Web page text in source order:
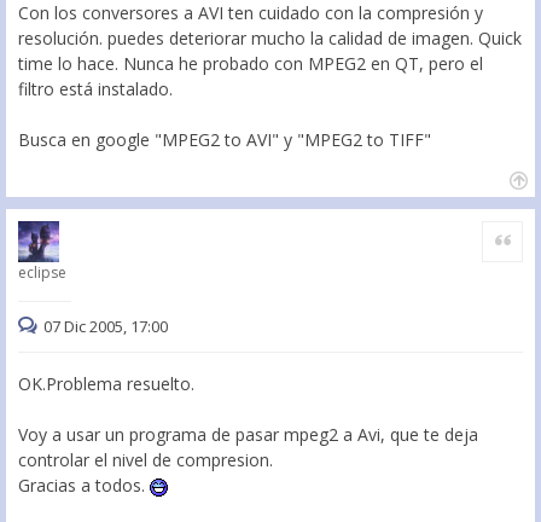
Con los conversores a AVI ten cuidado con la compresión y
resolución. puedes deteriorar mucho la calidad de imagen. Quick
time lo hace. Nunca he probado con MPEG2 en QT, pero el
filtro está instalado.
Busca en google "MPEG2 to AVI" y "MPEG2 to TIFF"
eclipse
Citar
07 Dic 2005, 17:00
OK.Problema resuelto.
Voy a usar un programa de pasar mpeg2 a Avi, que te deja
controlar el nivel de compresion.
Gracias a todos.